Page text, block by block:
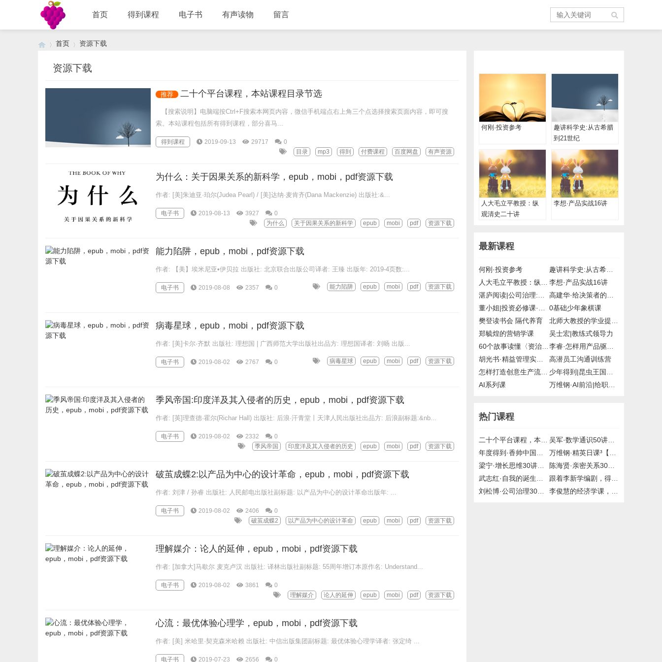
首页 得到课程 电子书 有声读物 留言
›
首页
›
资源下载
资源下载
推荐 二十个平台课程，本站课程目录节选
【搜索说明】电脑端按Ctrl+F搜索本网页内容，微信手机端点右上角三个点选择搜索页面内容，即可搜
索。本站课程包括所有得到课程，部分喜马...
得到课程 2019-09-13 29717
0
目录
mp3 得到 付费课程 百度网盘 有声资源
为什么：关于因果关系的新科学，epub，mobi，pdf资源下载
作者: [美]朱迪亚·珀尔(Judea Pearl) / [美]达纳·麦肯齐(Dana Mackenzie) 出版社:&...
电子书 2019-08-13 3927
0
为什么
关于因果关系的新科学 epub mobi pdf 资源下载
能力陷阱，epub，mobi，pdf资源下载
作者: 【美】埃米尼亚•伊贝拉 出版社: 北京联合出版公司译者: 王臻 出版年: 2019-4页数:...
电子书 2019-08-08 2357 0 能力陷阱 epub mobi pdf 资源下载
病毒星球，epub，mobi，pdf资源下载
作者: [美]卡尔·齐默 出版社: 理想国 | 广西师范大学出版社出品方: 理想国译者: 刘旸 出版...
电子书 2019-08-02 2767 0 病毒星球 epub mobi pdf 资源下载
季风帝国:印度洋及其入侵者的历史，epub，mobi，pdf资源下载
作者: [英]理查德·霍尔(Richar Hall) 出版社: 后浪·汗青堂丨天津人民出版社出品方: 后浪副标题:&nb...
电子书 2019-08-02 2332
0
季风帝国
印度洋及其入侵者的历史 epub mobi pdf 资源下载
破茧成蝶2:以产品为中心的设计革命，epub，mobi，pdf资源下载
作者: 刘津 / 孙睿 出版社: 人民邮电出版社副标题: 以产品为中心的设计革命出版年: ...
电子书 2019-08-02 2406
0
破茧成蝶2
以产品为中心的设计革命 epub mobi pdf 资源下载
理解媒介：论人的延伸，epub，mobi，pdf资源下载
作者: [加拿大]马歇尔 麦克卢汉 出版社: 译林出版社副标题: 55周年增订本原作名: Understand...
电子书 2019-08-02 3861
0
理解媒介
论人的延伸 epub mobi pdf 资源下载
心流：最优体验心理学，epub，mobi，pdf资源下载
作者: [美] 米哈里·契克森米哈赖 出版社: 中信出版集团副标题: 最优体验心理学译者: 张定绮 ...
电子书 2019-07-23 2656
0
何刚·投资参考
趣讲科学史:从古希腊
到21世纪
人大毛立平教授：纵
观清史二十讲
李想·产品实战16讲
最新课程
何刚·投资参考
趣讲科学史:从古希腊到21世纪
人大毛立平教授：纵观清史二十讲 李想·产品实战16讲
湛庐阅读|公司治理:掌控与激励的艺术
高建华·给决策者的战略课
董小姐|投资必修课·读懂国家政策12讲
0基础少年象棋课
樊登读书会 隔代养育
北师大教授的学业提升课
郑毓煌的营销学课
吴士宏|教练式领导力
60个故事读懂〈资治通鉴〉
李睿·怎样用产品驱动增长
胡光书·精益管理实战课
高潜员工沟通训练营
怎样打造创意生产流水线
少年得到|昆虫王国的科学课
AI系列课
万维钢·AI前沿|给职场人的AI写作课
热门课程
二十个平台课程，本站课程目录节选
吴军·数学通识50讲，mp3，得到，付费课程，百度网盘，有声资源
年度得到·香帅中国财富报告25讲，2019到2020年，百度网盘
万维钢·精英日课³【完结】，精英日课1/2【完结】，mp3，得到，付费课程，百度网盘，有声资源
梁宁·增长思维30讲【完结】，mp3，得到，付费课程，百度网盘，有声资源
陈海贤·亲密关系30讲，mp3，得到，大师课
武志红·自我的诞生，得到，大师课，百度网盘
跟着李新学编剧，得到，百度网盘
刘松博·公司治理30讲【完结】，mp3，得到，喜马拉雅，付费课程，有声资源
李俊慧的经济学课，喜马拉雅，百度网盘